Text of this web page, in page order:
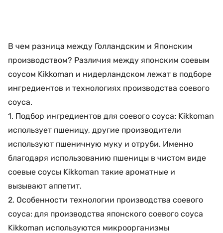
В чем разница между Голландским и Японским
производством? Различия между японским соевым
соусом Kikkoman и нидерландском лежат в подборе
ингредиентов и технологиях производства соевого
соуса.
1. Подбор ингредиентов для соевого соуса: Kikkoman
использует пшеницу, другие производители
используют пшеничную муку и отруби. Именно
благодаря использованию пшеницы в чистом виде
соевые соусы Kikkoman такие ароматные и
вызывают аппетит.
2. Особенности технологии производства соевого
соуса: для производства японского соевого соуса
Kikkoman используются микроорганизмы